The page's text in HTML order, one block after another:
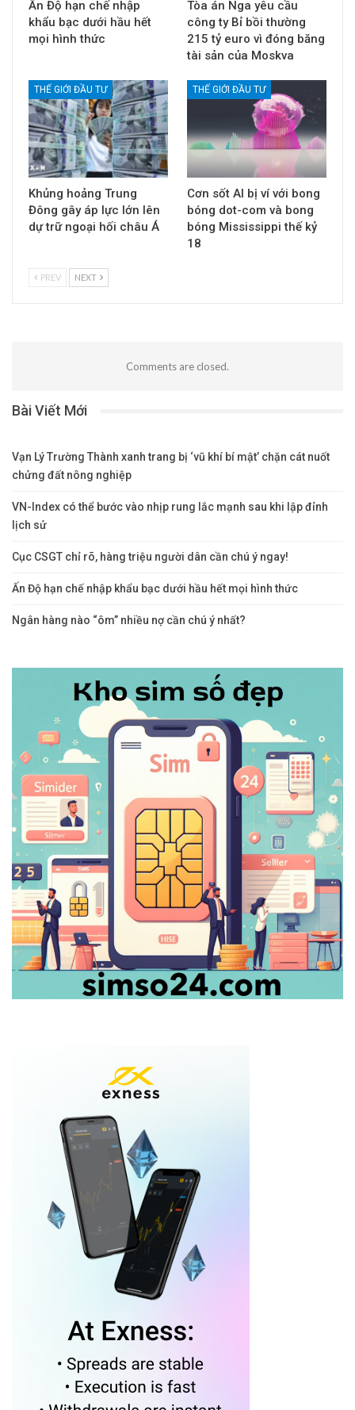
Ấn Độ hạn chế nhập
khẩu bạc dưới hầu hết
mọi hình thức
Tòa án Nga yêu cầu
công ty Bỉ bồi thường
215 tỷ euro vì đóng băng
tài sản của Moskva
THẾ GIỚI ĐẦU TƯ
Khủng hoảng Trung
Đông gây áp lực lớn lên
dự trữ ngoại hối châu Á
THẾ GIỚI ĐẦU TƯ
Cơn sốt AI bị ví với bong
bóng dot-com và bong
bóng Mississippi thế kỷ
18
PREV NEXT
Comments are closed.
Bài Viết Mới
Vạn Lý Trường Thành xanh trang bị ‘vũ khí bí mật’ chặn cát nuốt
chửng đất nông nghiệp
VN-Index có thể bước vào nhịp rung lắc mạnh sau khi lập đỉnh
lịch sử
Cục CSGT chỉ rõ, hàng triệu người dân cần chú ý ngay!
Ấn Độ hạn chế nhập khẩu bạc dưới hầu hết mọi hình thức
Ngân hàng nào “ôm” nhiều nợ cần chú ý nhất?